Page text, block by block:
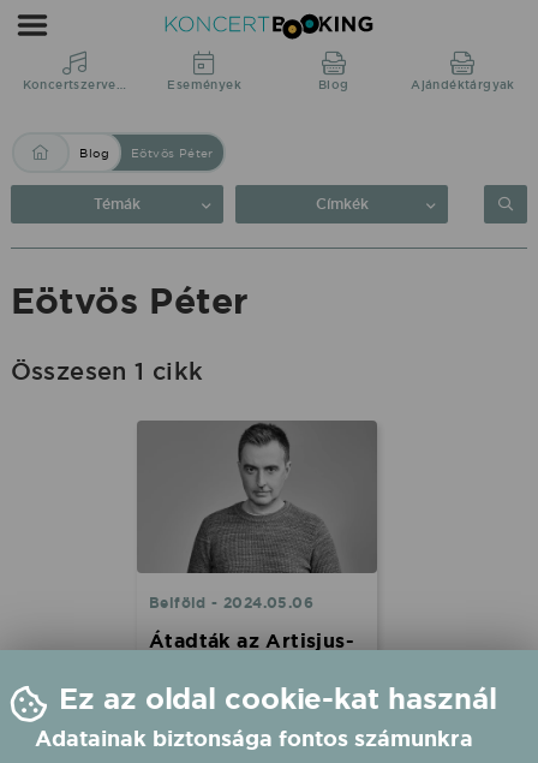
Blog:
Eötvös
Péter
KoncertBooking
Közvetlenül
a
Koncertszervezés Események Blog Ajándéktárgyak
Blog Eötvös Péter
Témák Címkék
Eötvös Péter
Összesen 1 cikk
Belföld - 2024.05.06
Átadták az Artisjus-
Tabár István alkotói
életműdíjat kapott, az év
könnyűzenei szövegírója
Ez az oldal cookie-kat használ
Adatainak biztonsága fontos számunkra